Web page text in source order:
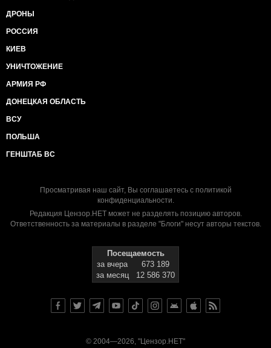
ДРОНЫ
РОССИЯ
КИЕВ
УНИЧТОЖЕНИЕ
АРМИЯ РФ
ДОНЕЦКАЯ ОБЛАСТЬ
ВСУ
ПОЛЬША
ГЕНШТАБ ВС
Просматривая наш сайт, Вы соглашаетесь с политикой
конфиденциальности.
Редакция Цензор.НЕТ может не разделять позицию авторов.
Ответственность за материалы в разделе "Блоги" несут авторы текстов.
Посещаемость
за вчера
673 189
за месяц
12 586 370
© 2004—2026, "Цензор.НЕТ"